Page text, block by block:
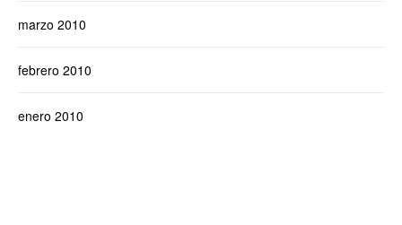
marzo 2010
febrero 2010
enero 2010